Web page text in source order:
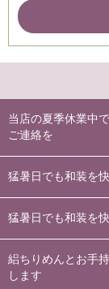
当店の夏季休業中
ご連絡を
猛暑日でも和装を
猛暑日でも和装を
絽ちりめんとお手
します